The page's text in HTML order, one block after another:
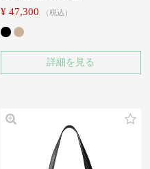
¥ 47,300 税込
詳細を見る